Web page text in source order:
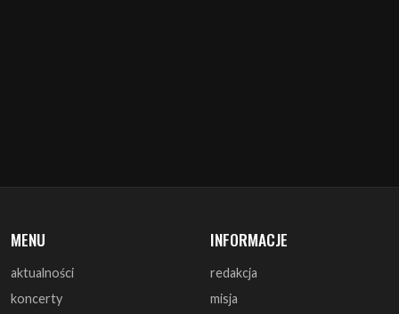
MENU
aktualności
koncerty
INFORMACJE
redakcja
misja